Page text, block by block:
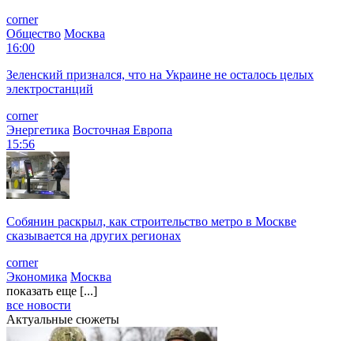
corner
Общество Москва
16:00
Зеленский признался, что на Украине не осталось целых
электростанций
corner
Энергетика Восточная Европа
15:56
Собянин раскрыл, как строительство метро в Москве
сказывается на других регионах
corner
Экономика Москва
показать еще [...]
все новости
Актуальные сюжеты